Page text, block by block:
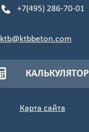
+7(495) 286-70-01
ktb@ktbbeton.com
КАЛЬКУЛЯТОР
Карта сайта